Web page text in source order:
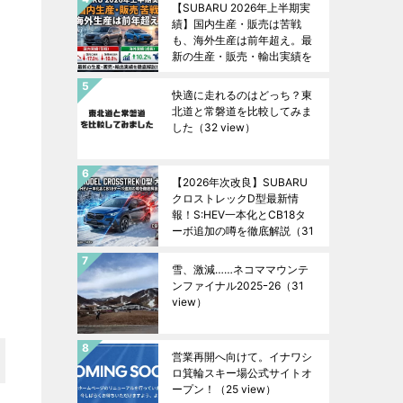
【SUBARU 2026年上半期実
績】国内生産・販売は苦戦
も、海外生産は前年超え。最
新の生産・販売・輸出実績を
快適に走れるのはどっち？東
北道と常磐道を比較してみま
した （32 view）
【2026年次改良】SUBARU
クロストレックD型最新情
報！S:HEV一本化とCB18タ
ーボ追加の噂を徹底解説 （31
雪、激減……ネコママウンテ
ンファイナル2025ｰ26 （31
view）
営業再開へ向けて。イナワシ
ロ箕輪スキー場公式サイトオ
ープン！
（25 view）